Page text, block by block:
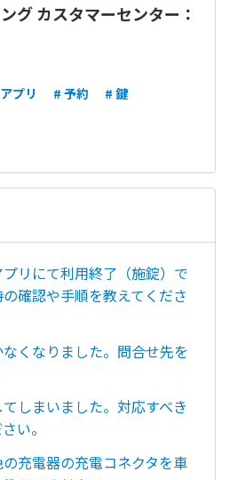
グ カスタマーセンター：
プリ # 予約
# 鍵
リにて利用終了（施錠）で
確認や手順を教えてくださ
くなりました。問合せ先を
しまいました。対応すべき
い。
充電器の充電コネクタを車